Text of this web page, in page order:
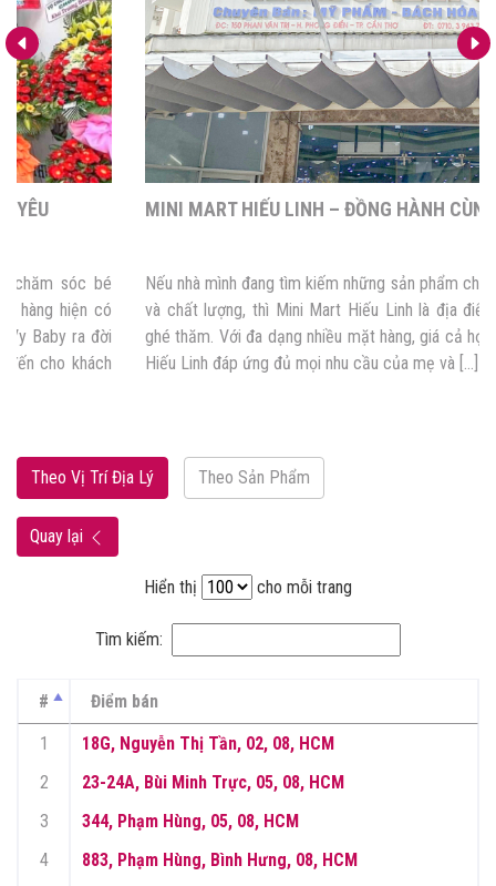
MINI MART HIẾU LINH – ĐỒNG HÀNH CÙNG MẸ VÀ BÉ
Nếu nhà mình đang tìm kiếm những sản phẩm chăm sóc bé an toàn
và chất lượng, thì Mini Mart Hiếu Linh là địa điểm mà bố mẹ nên
ghé thăm. Với đa dạng nhiều mặt hàng, giá cả hợp lý nên Mini Mart
Hiếu Linh đáp ứng đủ mọi nhu cầu của mẹ và […]
Theo Vị Trí Địa Lý Theo Sản Phẩm
Quay lại
Hiển thị cho mỗi trang
Tìm kiếm:
#
Điểm bán
1
18G, Nguyễn Thị Tần, 02, 08, HCM
2
23-24A, Bùi Minh Trực, 05, 08, HCM
3
344, Phạm Hùng, 05, 08, HCM
4
883, Phạm Hùng, Bình Hưng, 08, HCM